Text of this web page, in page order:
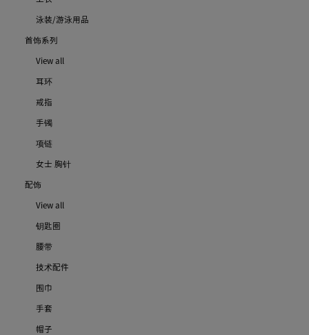
泳装/游泳用品
首饰系列
View all
耳环
戒指
手镯
项链
女士 胸针
配饰
View all
钥匙圈
腰带
技术配件
围巾
手套
帽子